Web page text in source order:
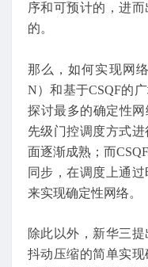
序和可预计的，进
的。
那么，如何实现网
N）和基于CSQF的
探讨最多的确定性
先级门控调度方式
面逐渐成熟；而
同步，在调度上通
来实现确定性网络。
除此以外，新华三
抖动压缩的简单实